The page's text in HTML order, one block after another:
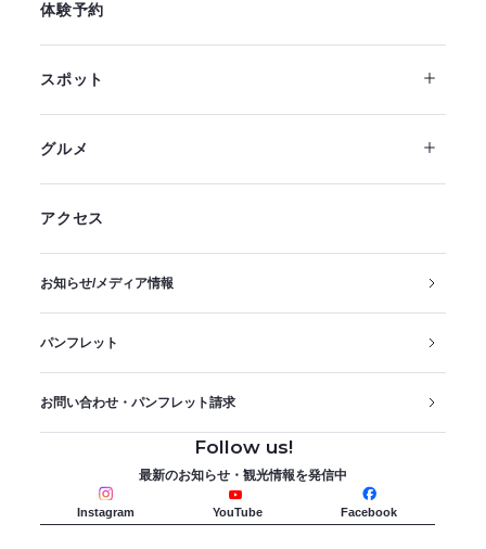
体験予約
スポット
グルメ
アクセス
お知らせ/メディア情報
パンフレット
お問い合わせ・パンフレット請求
Follow us!
最新のお知らせ・観光情報を発信中
Instagram YouTube Facebook